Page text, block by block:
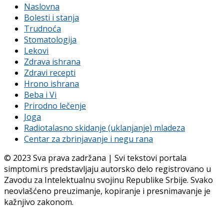
Naslovna
Bolesti i stanja
Trudnoća
Stomatologija
Lekovi
Zdrava ishrana
Zdravi recepti
Hrono ishrana
Beba i Vi
Prirodno lečenje
Joga
Radiotalasno skidanje (uklanjanje) mladeza
Centar za zbrinjavanje i negu rana
© 2023 Sva prava zadržana | Svi tekstovi portala
simptomi.rs predstavljaju autorsko delo registrovano u
Zavodu za Intelektualnu svojinu Republike Srbije. Svako
neovlašćeno preuzimanje, kopiranje i presnimavanje je
kažnjivo zakonom.